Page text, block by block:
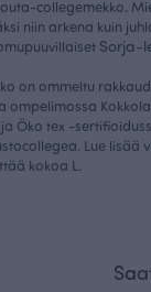
collegemekko.
niin arkena kuin
Sorja-
on ommeltu
ompelimossa
Öko tex -
Lue lisää
kokoa L.